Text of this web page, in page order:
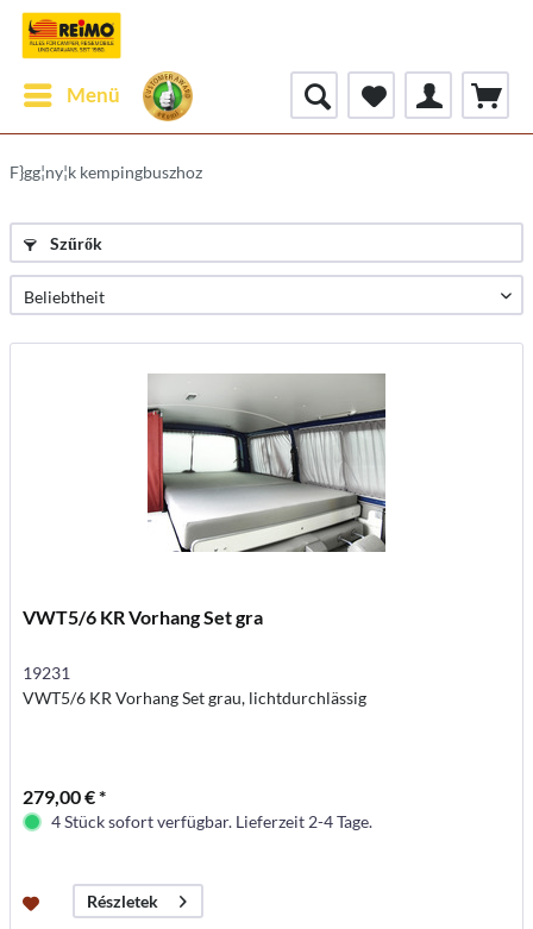
Menü
F}gg¦ny¦k kempingbuszhoz
Szűrők
VWT5/6 KR Vorhang Set gra
19231
VWT5/6 KR Vorhang Set grau, lichtdurchlässig
279,00 € *
4 Stück sofort verfügbar. Lieferzeit 2-4 Tage.
Részletek